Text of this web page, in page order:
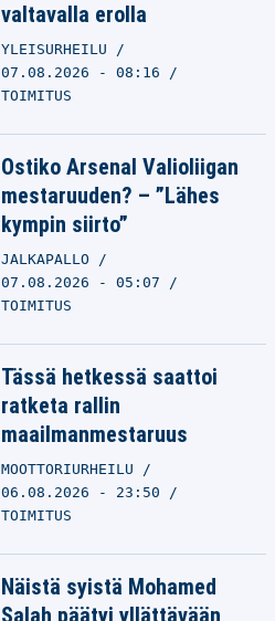
valtavalla erolla
YLEISURHEILU
07.08.2026 - 08:16
TOIMITUS
Ostiko Arsenal Valioliigan
mestaruuden? – ”Lähes
kympin siirto”
JALKAPALLO
07.08.2026 - 05:07
TOIMITUS
Tässä hetkessä saattoi
ratketa rallin
maailmanmestaruus
MOOTTORIURHEILU
06.08.2026 - 23:50
TOIMITUS
Näistä syistä Mohamed
Salah päätyi yllättävään